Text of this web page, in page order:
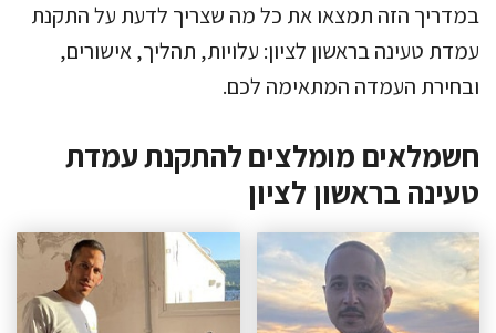
במדריך הזה תמצאו את כל מה שצריך לדעת על התקנת
עמדת טעינה בראשון לציון: עלויות, תהליך, אישורים,
ובחירת העמדה המתאימה לכם.
חשמלאים מומלצים להתקנת עמדת
טעינה בראשון לציון